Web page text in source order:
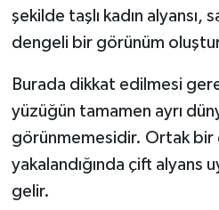
şekilde taşlı kadın alyansı,
dengeli bir görünüm
Burada dikkat edilmesi
yüzüğün tamamen ayrı
görünmemesidir. Ortak bir
yakalandığında çift alyans
gelir.